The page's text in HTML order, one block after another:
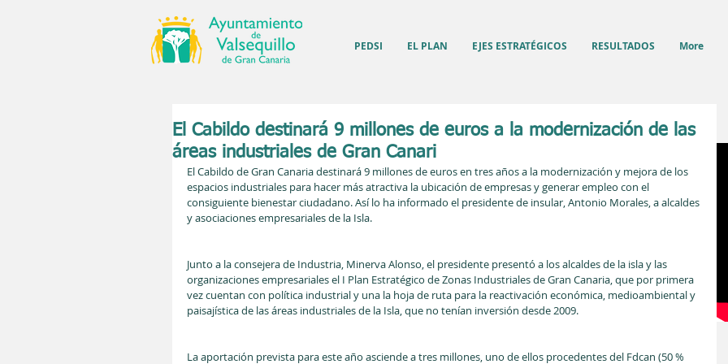
PEDSI EL PLAN EJES ESTRATÉGICOS RESULTADOS More
El Cabildo destinará 9 millones de euros a la modernización de las
áreas industriales de Gran Canari
El Cabildo de Gran Canaria destinará 9 millones de euros en tres años a la modernización y mejora de los
espacios industriales para hacer más atractiva la ubicación de empresas y generar empleo con el
consiguiente bienestar ciudadano. Así lo ha informado el presidente de insular, Antonio Morales, a alcaldes
y asociaciones empresariales de la Isla.
Junto a la consejera de Industria, Minerva Alonso, el presidente presentó a los alcaldes de la isla y las
organizaciones empresariales el I Plan Estratégico de Zonas Industriales de Gran Canaria, que por primera
vez cuentan con política industrial y una la hoja de ruta para la reactivación económica, medioambiental y
paisajística de las áreas industriales de la Isla, que no tenían inversión desde 2009.
La aportación prevista para este año asciende a tres millones, uno de ellos procedentes del Fdcan (50 %